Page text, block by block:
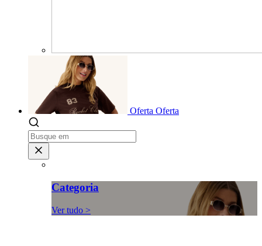
Oferta Oferta
Categoria
Ver tudo >